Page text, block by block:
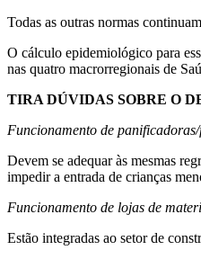
Todas as outras normas
O cálculo epidemiológico para
nas quatro macrorregionais de
TIRA DÚVIDAS SOBRE O
Funcionamento de
Devem se adequar às mesmas
impedir a entrada de crianças
Funcionamento de lojas de
Estão integradas ao setor de